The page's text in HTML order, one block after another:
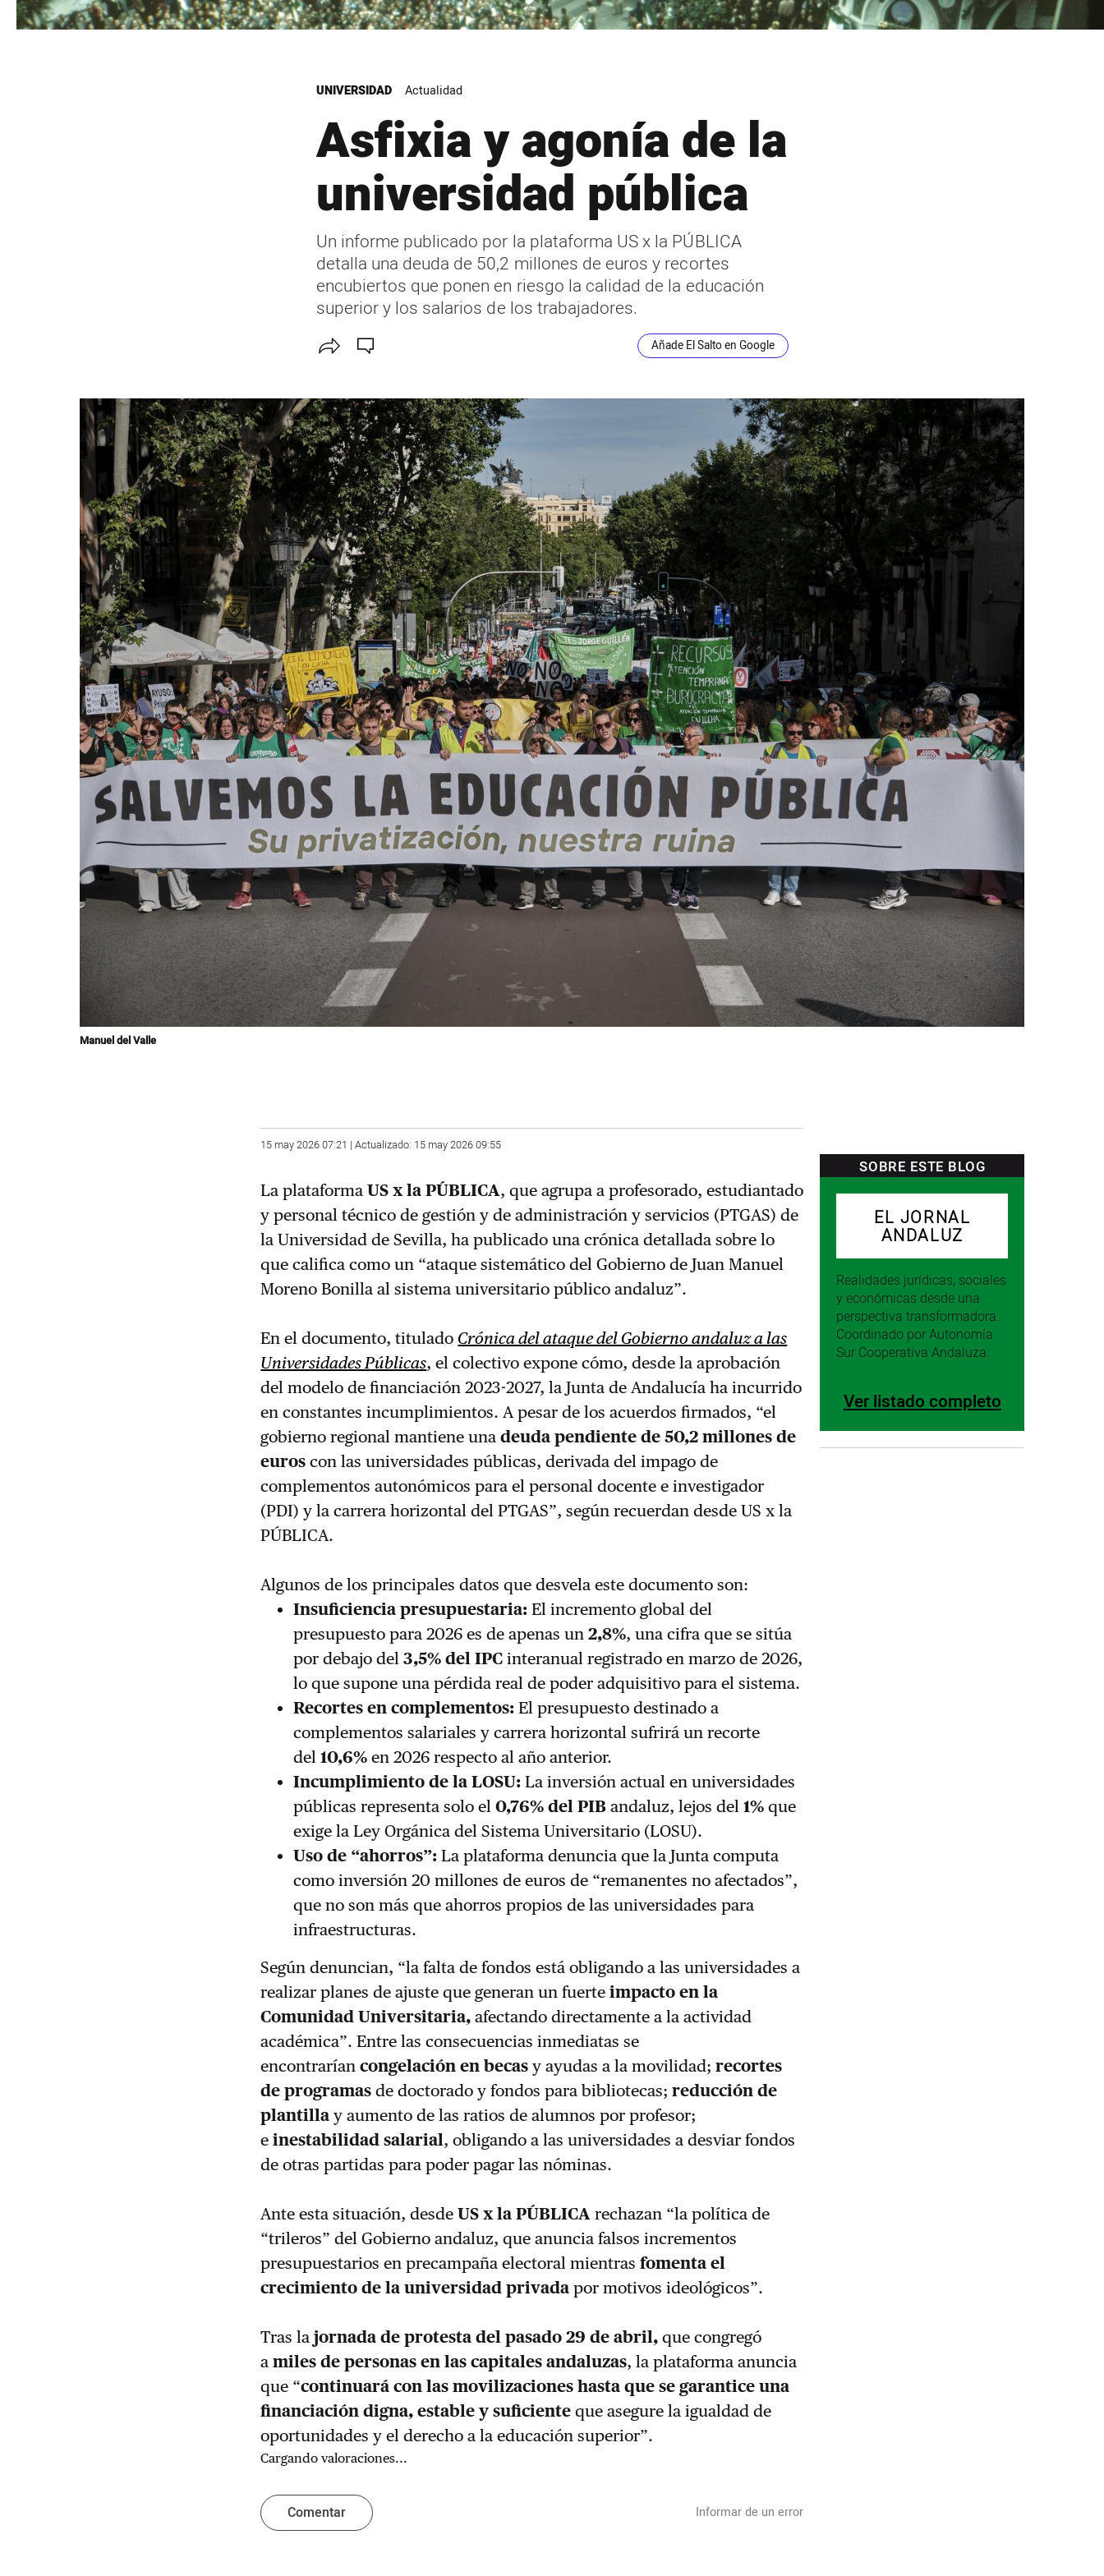
UNIVERSIDAD Actualidad
Asfixia y agonía de la
universidad pública
Un informe publicado por la plataforma US x la PÚBLICA
detalla una deuda de 50,2 millones de euros y recortes
encubiertos que ponen en riesgo la calidad de la educación
superior y los salarios de los trabajadores.
Añade El Salto en Google
Manuel del Valle
15 may 2026 07:21 | Actualizado: 15 may 2026 09:55
La plataformaUS x la PÚBLICA, que agrupa a profesorado, estudiantado
y personal técnico de gestión y de administración y servicios (PTGAS) de
la Universidad de Sevilla, ha publicado una crónica detallada sobre lo
que califica como un “ataque sistemático del Gobierno de Juan Manuel
Moreno Bonilla al sistema universitario público andaluz”.
En el documento, titulado Crónica del ataque del Gobierno andaluz a las
Universidades Públicas, el colectivo expone cómo, desde la aprobación
del modelo de financiación 2023-2027, la Junta de Andalucía ha incurrido
en constantes incumplimientos. A pesar de los acuerdos firmados, “el
gobierno regional mantiene unadeuda pendiente de 50,2 millones de
euros con las universidades públicas, derivada del impago de
complementos autonómicos para el personal docente e investigador
(PDI) y la carrera horizontal del PTGAS”, según recuerdan desde US x la
PÚBLICA.
Algunos de los principales datos que desvela este documento son:
Insuficiencia presupuestaria: El incremento global del
presupuesto para 2026 es de apenas un2,8%, una cifra que se sitúa
por debajo del3,5% del IPC interanual registrado en marzo de 2026,
lo que supone una pérdida real de poder adquisitivo para el sistema.
Recortes en complementos: El presupuesto destinado a
complementos salariales y carrera horizontal sufrirá un recorte
del10,6% en 2026 respecto al año anterior.
Incumplimiento de la LOSU: La inversión actual en universidades
públicas representa solo el0,76% del PIB andaluz, lejos del1% que
exige la Ley Orgánica del Sistema Universitario (LOSU).
Uso de “ahorros”: La plataforma denuncia que la Junta computa
como inversión 20 millones de euros de “remanentes no afectados”,
que no son más que ahorros propios de las universidades para
infraestructuras.
Según denuncian, “la falta de fondos está obligando a las universidades a
realizar planes de ajuste que generan un fuerteimpacto en la
Comunidad Universitaria,afectando directamente a la actividad
académica”. Entre las consecuencias inmediatas se
encontraríancongelación en becas y ayudas a la movilidad;recortes
de programas de doctorado y fondos para bibliotecas;reducción de
plantilla y aumento de las ratios de alumnos por profesor;
einestabilidad salarial, obligando a las universidades a desviar fondos
de otras partidas para poder pagar las nóminas.
Ante esta situación, desdeUS x la PÚBLICA rechazan “la política de
“trileros” del Gobierno andaluz, que anuncia falsos incrementos
presupuestarios en precampaña electoral mientrasfomenta el
crecimiento de la universidad privada por motivos ideológicos”.
Tras lajornada de protesta del pasado 29 de abril, que congregó
amiles de personas en las capitales andaluzas, la plataforma anuncia
que “continuará con las movilizaciones hasta que se garantice una
financiación digna, estable y suficienteque asegure la igualdad de
oportunidades y el derecho a la educación superior”.
SOBRE ESTE BLOG
EL JORNAL
ANDALUZ
Realidades jurídicas, sociales
y económicas desde una
perspectiva transformadora.
Coordinado por Autonomía
Sur Cooperativa Andaluza.
Ver listado completo
Cargando valoraciones...
Comentar Informar de un error